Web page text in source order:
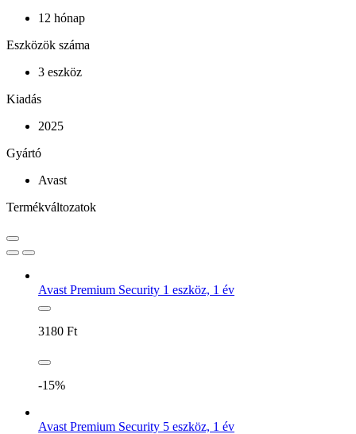
12 hónap
Eszközök száma
3 eszköz
Kiadás
2025
Gyártó
Avast
Termékváltozatok
Avast Premium Security 1 eszköz, 1 év
3180 Ft
-15%
Avast Premium Security 5 eszköz, 1 év